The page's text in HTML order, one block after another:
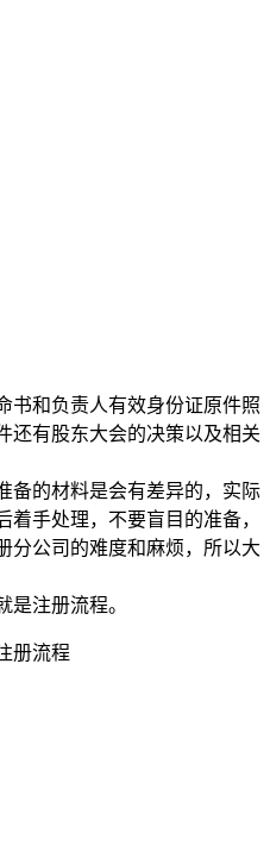
书和负责人有效身份证原件照
还有股东大会的决策以及相关
备的材料是会有差异的，实际
手处理，不要盲目的准备，
分公司的难度和麻烦，所以大
是注册流程。